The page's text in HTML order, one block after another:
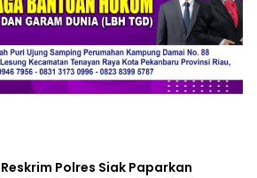
Polres Siak Paparkan